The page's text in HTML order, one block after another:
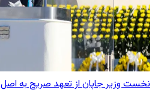
نخست وزیر جاپان از تعهد صریح به